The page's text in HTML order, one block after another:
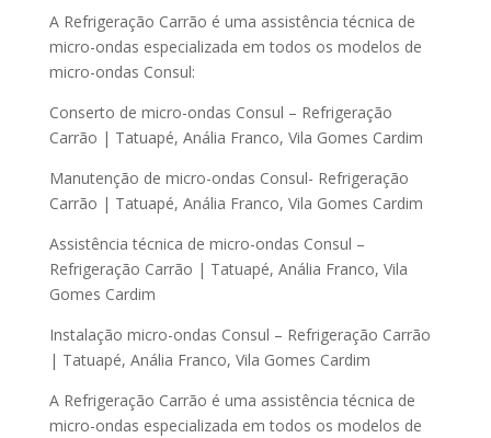
A Refrigeração Carrão é uma assistência técnica de
micro-ondas especializada em todos os modelos de
micro-ondas Consul:
Conserto de micro-ondas Consul – Refrigeração
Carrão | Tatuapé, Anália Franco, Vila Gomes Cardim
Manutenção de micro-ondas Consul- Refrigeração
Carrão | Tatuapé, Anália Franco, Vila Gomes Cardim
Assistência técnica de micro-ondas Consul –
Refrigeração Carrão | Tatuapé, Anália Franco, Vila
Gomes Cardim
Instalação micro-ondas Consul – Refrigeração Carrão
| Tatuapé, Anália Franco, Vila Gomes Cardim
A Refrigeração Carrão é uma assistência técnica de
micro-ondas especializada em todos os modelos de